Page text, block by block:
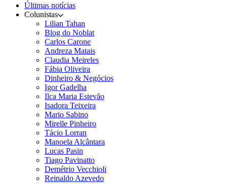
Últimas notícias
Colunistas
Lilian Tahan
Blog do Noblat
Carlos Carone
Andreza Matais
Claudia Meireles
Fábia Oliveira
Dinheiro & Negócios
Igor Gadelha
Ilca Maria Estevão
Isadora Teixeira
Mario Sabino
Mirelle Pinheiro
Tácio Lorran
Manoela Alcântara
Lucas Pasin
Tiago Pavinatto
Demétrio Vecchioli
Reinaldo Azevedo